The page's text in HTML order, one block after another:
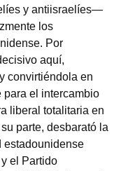
y antiisraelíes—
los
Por
aquí,
convirtiéndola en
para el intercambio
liberal totalitaria en
parte, desbarató la
estadounidense
el Partido